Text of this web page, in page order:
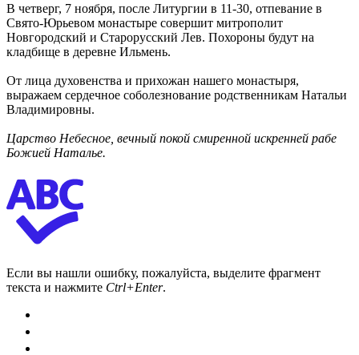
В четверг, 7 ноября, после Литургии в 11-30, отпевание в
Свято-Юрьевом монастыре совершит митрополит
Новгородский и Старорусский Лев. Похороны будут на
кладбище в деревне Ильмень.
От лица духовенства и прихожан нашего монастыря,
выражаем сердечное соболезнование родственникам Натальи
Владимировны.
Царство Небесное, вечный покой смиренной искренней рабе
Божией Наталье.
Если вы нашли ошибку, пожалуйста, выделите фрагмент
текста и нажмите Ctrl+Enter.